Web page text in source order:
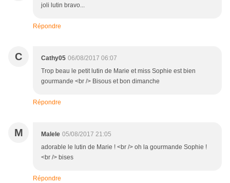
joli lutin bravo...
Répondre
C Cathy05 06/08/2017 06:07
Trop beau le petit lutin de Marie et miss Sophie est bien
gourmande <br /> Bisous et bon dimanche
Répondre
M Malele 05/08/2017 21:05
adorable le lutin de Marie ! <br /> oh la gourmande Sophie !
<br /> bises
Répondre